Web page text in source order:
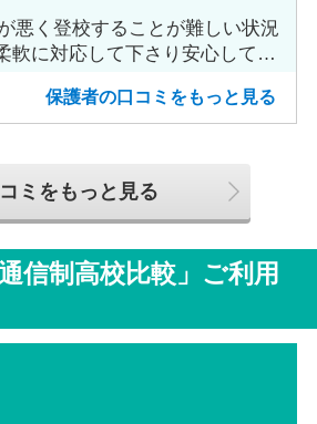
悪く登校することが難しい状況
軟に対応して下さり安心して進
保護者の口コミをもっと見る
ミをもっと見る
信制高校比較」ご利用